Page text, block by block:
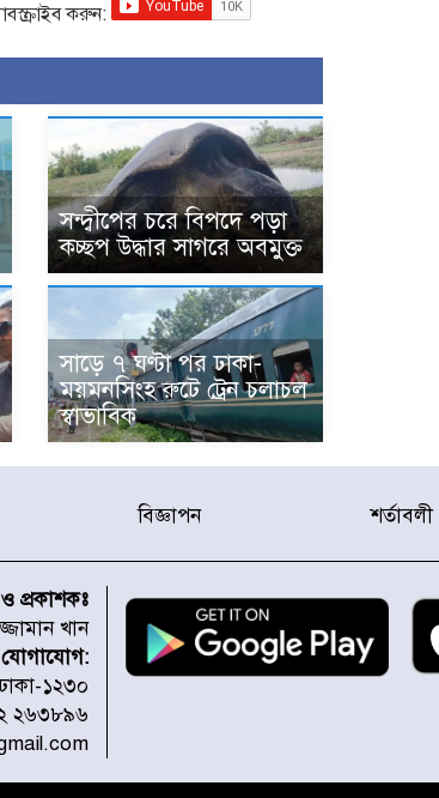
করুন:
সন্দ্বীপের চরে বিপদে পড়া
কচ্ছপ উদ্ধার সাগরে অবমুক্ত
সাড়ে ৭ ঘণ্টা পর ঢাকা-
ময়মনসিংহ রুটে ট্রেন চলাচল
স্বাভাবিক
বিজ্ঞাপন শর্তাবলী
প্রকাশকঃ
খান
যোগাযোগ:
১২৩০
২৬৩৮৯৬